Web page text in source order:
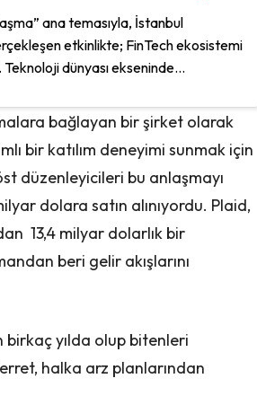
ana temasıyla, İstanbul
etkinlikte; FinTech ekosistemi
Teknoloji dünyası ekseninde...
bağlayan bir şirket olarak
bir katılım deneyimi sunmak için
düzenleyicileri bu anlaşmayı
dolara satın alınıyordu. Plaid,
13,4 milyar dolarlık bir
beri gelir akışlarını
birkaç yılda olup bitenleri
halka arz planlarından